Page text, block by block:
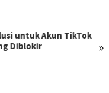
»
untuk Akun TikTok
Diblokir